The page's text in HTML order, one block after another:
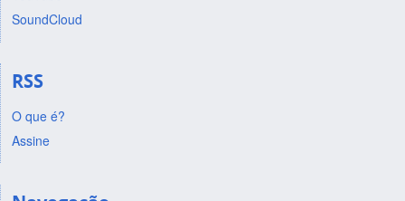
SoundCloud
RSS
O que é?
Assine